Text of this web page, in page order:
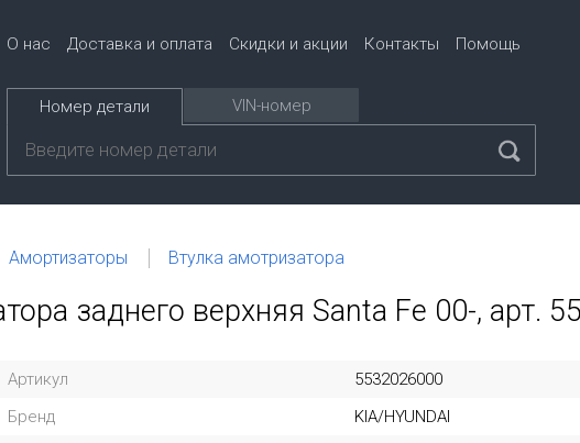
О нас Доставка и оплата Скидки и акции Контакты Помощь
Номер детали VIN-номер
Амортизаторы Втулка амотризатора
заднего верхняя Santa Fe 00-, арт.
Артикул
5532026000
Бренд
KIA/HYUNDAI